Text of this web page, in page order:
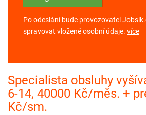
Po odeslání bude provozovatel
spravovat vložené osobní údaje. více
Specialista obsluhy
6-14, 40000 Kč/měs. +
Kč/sm.